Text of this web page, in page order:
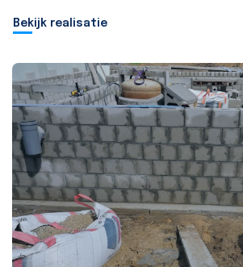
Bekijk realisatie